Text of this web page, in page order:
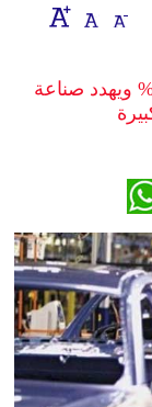
إقتصاد
وموسيقى
سياحة
وسفر
ديكور
أخبار
يرفع الرسوم الجمركية إلى 25% ويهدد صناعة